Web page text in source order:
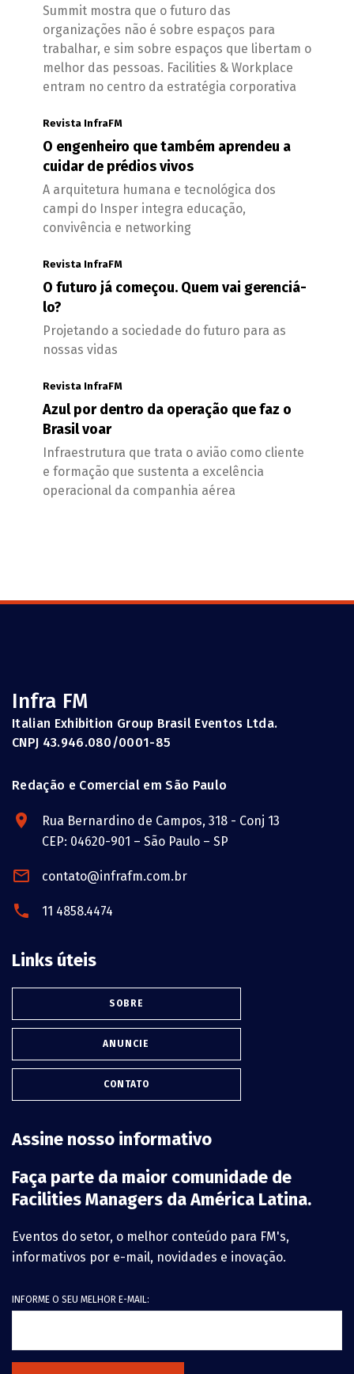
Summit mostra que o futuro das
organizações não é sobre espaços para
trabalhar, e sim sobre espaços que libertam o
melhor das pessoas. Facilities & Workplace
entram no centro da estratégia corporativa
Revista InfraFM
O engenheiro que também aprendeu a
cuidar de prédios vivos
A arquitetura humana e tecnológica dos
campi do Insper integra educação,
convivência e networking
Revista InfraFM
O futuro já começou. Quem vai gerenciá-
lo?
Projetando a sociedade do futuro para as
nossas vidas
Revista InfraFM
Azul por dentro da operação que faz o
Brasil voar
Infraestrutura que trata o avião como cliente
e formação que sustenta a excelência
operacional da companhia aérea
Infra FM
Italian Exhibition Group Brasil Eventos Ltda.
CNPJ 43.946.080/0001-85
Redação e Comercial em São Paulo
Rua Bernardino de Campos, 318 - Conj 13
CEP: 04620-901 – São Paulo – SP
contato@infrafm.com.br
11 4858.4474
Links úteis
SOBRE
ANUNCIE
CONTATO
Assine nosso informativo
Faça parte da maior comunidade de
Facilities Managers da América Latina.
Eventos do setor, o melhor conteúdo para FM's,
informativos por e-mail, novidades e inovação.
INFORME O SEU MELHOR E-MAIL: